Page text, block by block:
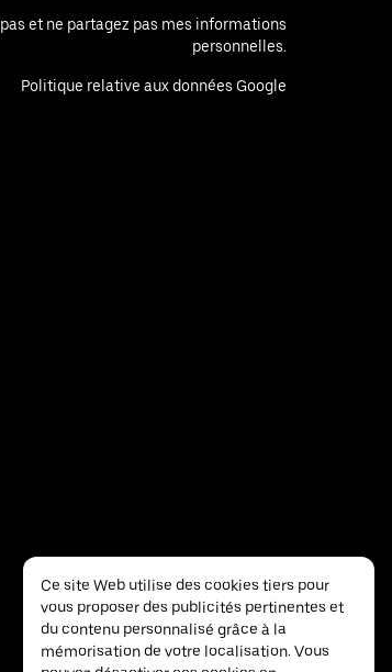
et ne partagez pas mes informations
personnelles.
Politique relative aux données Google
Ce site Web utilise des cookies tiers pour
vous proposer des publicités pertinentes et
du contenu personnalisé grâce à la
mémorisation de votre localisation. Vous